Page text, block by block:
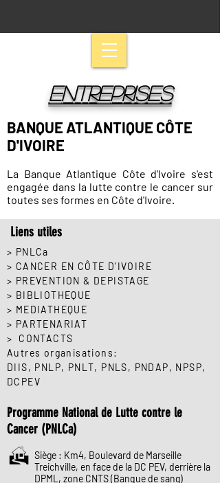
ENTREPRISES
BANQUE ATLANTIQUE CÔTE
D'IVOIRE
La Banque Atlantique Côte d'Ivoire s'est
engagée dans la lutte contre le cancer sur
toutes ses formes en Côte d'Ivoire.
> PNLCa
> CANCER EN CÔTE D’IVOIRE
> PREVENTION & DEPISTAGE
> BIBLIOTHEQUE
> MEDIATHEQUE
> PARTENARIAT
> CONTACTS
Autres organisations:
DIIS, PNLP, PNLT, PNLS, PNDAP, NPSP,
DCPEV
Programme National de Lutte contre le
Cancer (PNLCa)
Siège : Km4, Boulevard de Marseille
Treichville, en face de la DC PEV, derrière la
DPML, zone CNTS (Banque de sang)
Liens utiles